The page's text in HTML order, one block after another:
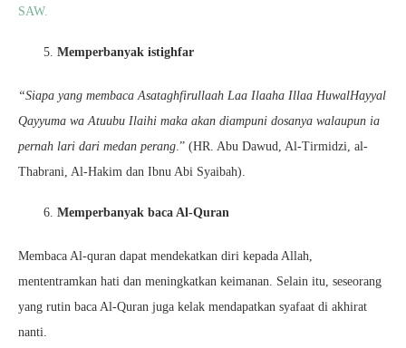
SAW.
Memperbanyak istighfar
“Siapa yang membaca Asataghfirullaah Laa Ilaaha Illaa HuwalHayyal
Qayyuma wa Atuubu Ilaihi maka akan diampuni dosanya walaupun ia
pernah lari dari medan perang.” (HR. Abu Dawud, Al-Tirmidzi, al-
Thabrani, Al-Hakim dan Ibnu Abi Syaibah).
Memperbanyak baca Al-Quran
Membaca Al-quran dapat mendekatkan diri kepada Allah,
mententramkan hati dan meningkatkan keimanan. Selain itu, seseorang
yang rutin baca Al-Quran juga kelak mendapatkan syafaat di akhirat
nanti.